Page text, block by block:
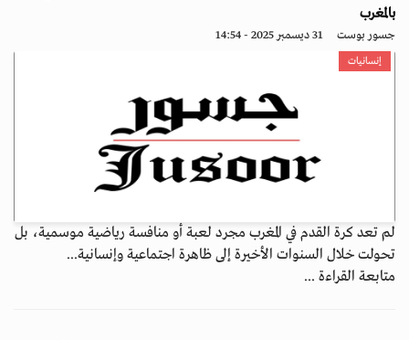
بالمغرب
جسور بوست 31 ديسمبر 2025 - 14:54
إنسانيات
لم تعد كرة القدم في المغرب مجرد لعبة أو منافسة رياضية موسمية، بل
تحولت خلال السنوات الأخيرة إلى ظاهرة اجتماعية وإنسانية...
متابعة القراءة ...